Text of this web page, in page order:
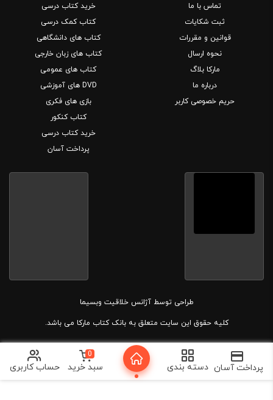
تماس با ما
ثبت شکایات
قوانین و مقررات
نحوه ارسال
مارکا بلاگ
درباره ما
حریم خصوصی کاربر
خرید کتاب درسی
کتاب کمک درسی
کتاب های دانشگاهی
کتاب های زبان خارجی
کتاب های عمومی
DVD های آموزشی
بازی های فکری
کتاب کنکور
خرید کتاب درسی
پرداخت آسان
طراحی توسطآژانس خلاقیت وبسیما
کلیه حقوق این سایت متعلق به بانک کتاب مارکا می باشد.
پرداخت آسان دسته بندی
0
سبد خرید حساب کاربری